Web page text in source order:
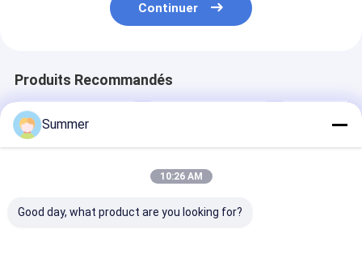
Continuer
Produits Recommandés
Summer
10:26 AM
Good day, what product are you looking for?